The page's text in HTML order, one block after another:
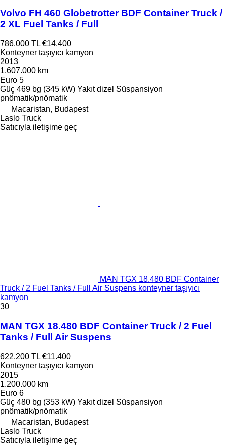
Volvo FH 460 Globetrotter BDF Container Truck /
2 XL Fuel Tanks / Full
786.000 TL €14.400
Konteyner taşıyıcı kamyon
2013
1.607.000 km
Euro 5
Güç 469 bg (345 kW) Yakıt dizel Süspansiyon
pnömatik/pnömatik
Macaristan, Budapest
Laslo Truck
Satıcıyla iletişime geç
MAN TGX 18.480 BDF Container
Truck / 2 Fuel Tanks / Full Air Suspens konteyner taşıyıcı
kamyon
30
MAN TGX 18.480 BDF Container Truck / 2 Fuel
Tanks / Full Air Suspens
622.200 TL €11.400
Konteyner taşıyıcı kamyon
2015
1.200.000 km
Euro 6
Güç 480 bg (353 kW) Yakıt dizel Süspansiyon
pnömatik/pnömatik
Macaristan, Budapest
Laslo Truck
Satıcıyla iletişime geç